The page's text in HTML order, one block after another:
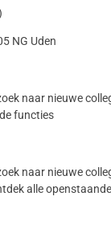
NG Uden
naar nieuwe
functies
naar nieuwe
alle